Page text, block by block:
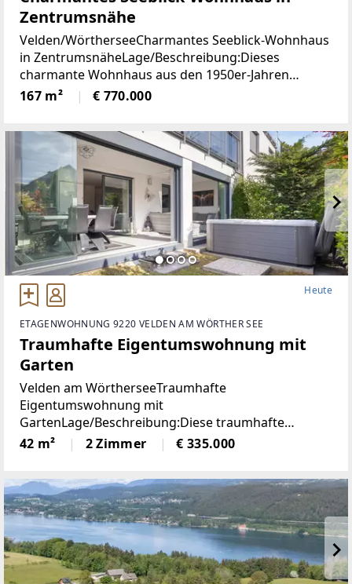
Zentrumsnähe
Velden/WörtherseeCharmantes Seeblick-Wohnhaus
in ZentrumsnäheLage/Beschreibung:Dieses
charmante Wohnhaus aus den 1950er-Jahren
vereint eine hervorragende Aussichtslage mit viel
Potenzial zur Verwirklichung individueller
167 m² € 770.000
Heute
ETAGENWOHNUNG 9220 VELDEN AM WÖRTHER SEE
Traumhafte Eigentumswohnung mit
Garten
Velden am WörtherseeTraumhafte
Eigentumswohnung mit
GartenLage/Beschreibung:Diese traumhafte
Gartenwohnung liegt nur 800 Meter vom Zentrum
Veldens entfernt und bietet eine perfekte
Dank der westlichen
42 m² 2 Zimmer € 335.000